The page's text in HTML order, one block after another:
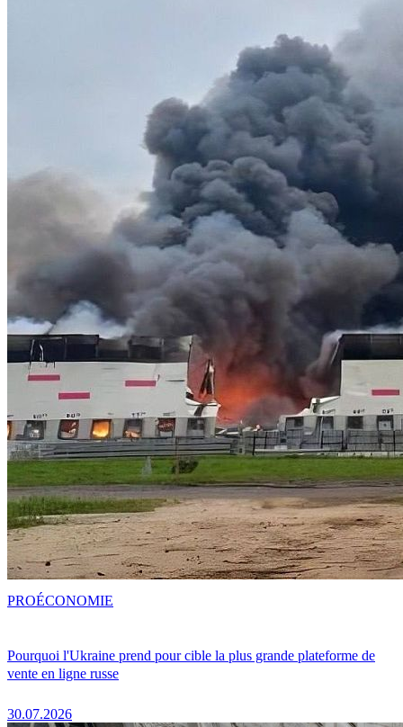
Pourquoi l'Ukraine prend pour cible la plus grande plateforme de
vente en ligne russe
30.07.2026
PROÉCONOMIE